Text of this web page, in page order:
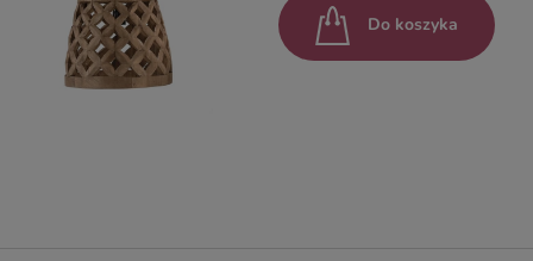
Do koszyka